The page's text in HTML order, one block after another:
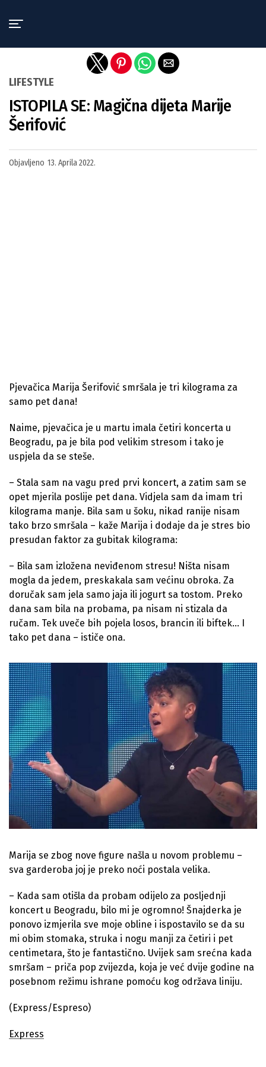
LIFESTYLE
ISTOPILA SE: Magična dijeta Marije
Šerifović
Objavljeno 13. Aprila 2022.
Pjevačica Marija Šerifović smršala je tri kilograma za
samo pet dana!
Naime, pjevačica je u martu imala četiri koncerta u
Beogradu, pa je bila pod velikim stresom i tako je
uspjela da se steše.
– Stala sam na vagu pred prvi koncert, a zatim sam se
opet mjerila poslije pet dana. Vidjela sam da imam tri
kilograma manje. Bila sam u šoku, nikad ranije nisam
tako brzo smršala – kaže Marija i dodaje da je stres bio
presudan faktor za gubitak kilograma:
– Bila sam izložena neviđenom stresu! Ništa nisam
mogla da jedem, preskakala sam većinu obroka. Za
doručak sam jela samo jaja ili jogurt sa tostom. Preko
dana sam bila na probama, pa nisam ni stizala da
ručam. Tek uveče bih pojela losos, brancin ili biftek… I
tako pet dana – ističe ona.
Marija se zbog nove figure našla u novom problemu –
sva garderoba joj je preko noći postala velika.
– Kada sam otišla da probam odijelo za posljednji
koncert u Beogradu, bilo mi je ogromno! Šnajderka je
ponovo izmjerila sve moje obline i ispostavilo se da su
mi obim stomaka, struka i nogu manji za četiri i pet
centimetara, što je fantastično. Uvijek sam srećna kada
smršam – priča pop zvijezda, koja je već dvije godine na
posebnom režimu ishrane pomoću kog održava liniju.
(Express/Espreso)
Express